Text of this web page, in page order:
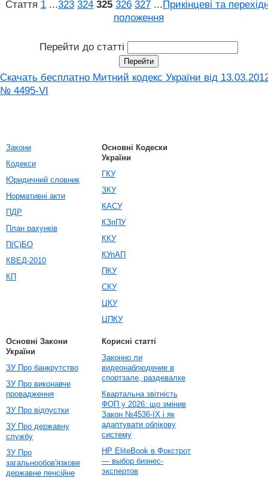
Стаття 1 ...323 324 325 326 327 ...Прикінцеві та
положення
Перейти до статті
Скачать бесплатно Митний кодекс України від
№ 4495-VI
Закони
Кодекси
Юридичний словник
Нормативні акти
ПДР
План рахунків
П(С)БО
КВЕД-2010
КП
Основні Кодески
України
ГКУ
ЗКУ
КАСУ
КЗпПУ
ККУ
КУпАП
ПКУ
СКУ
ЦКУ
ЦПКУ
Основні Закони
України
ЗУ Про банкрутство
ЗУ Про виконавче
провадження
ЗУ Про відпустки
ЗУ Про державну
службу
ЗУ Про
загальнообов'язкове
державне пенсійне
Корисні статті
Законно ли
видеонаблюдение в
спортзале, раздевалке
Квартальна звітність
ФОП у 2026: що змінив
Закон №4536-IX і як
адаптувати облікову
систему
HP EliteBook в Фокстрот
— выбор бизнес-
экспертов